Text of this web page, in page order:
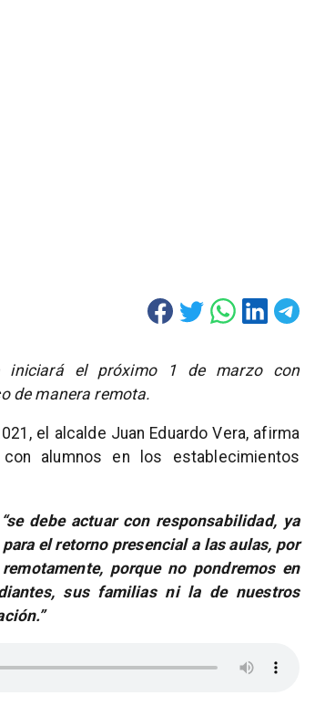
el próximo 1 de marzo con
de manera remota.
el alcalde Juan Eduardo Vera, afirma
alumnos en los establecimientos
“se debe actuar con responsabilidad, ya
el retorno presencial a las aulas, por
porque no pondremos en
sus familias ni la de nuestros